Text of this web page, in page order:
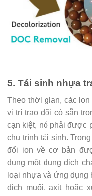
5. Tái sinh nhựa
Theo thời gian, các
vị trí trao đổi có sẵn
cạn kiệt, nó phải được
chu trình tái sinh.
đổi ion về cơ bản
dụng một dung dịch
loại nhựa và ứng dụng
dịch muối, axit hoặc